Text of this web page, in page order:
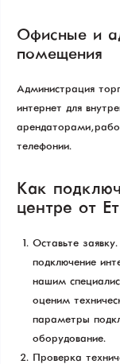
Офисные и
помещения
Администрация
интернет для
арендаторами,
телефонии.
Как
центре от
Оставьте
подключение
нашим
оценим
параметры
оборудование.
Проверка